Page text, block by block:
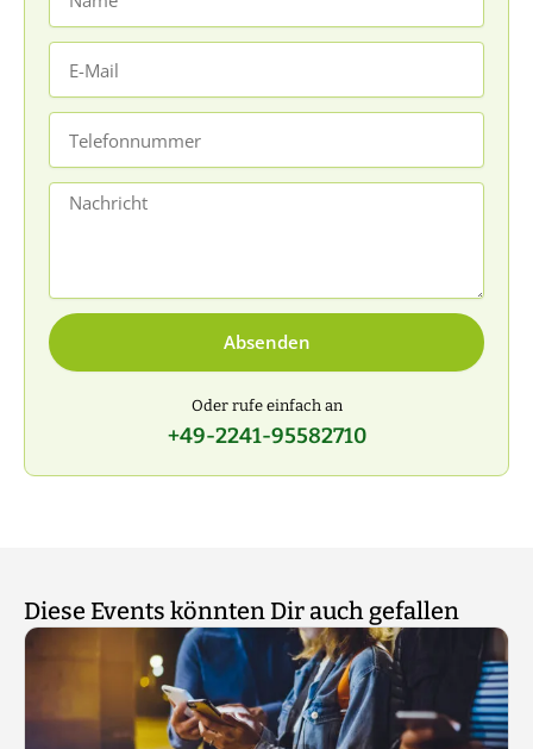
Mail
Nachricht
Absenden
Oder rufe einfach an
+49-2241-95582710
Diese Events könnten Dir auch gefallen